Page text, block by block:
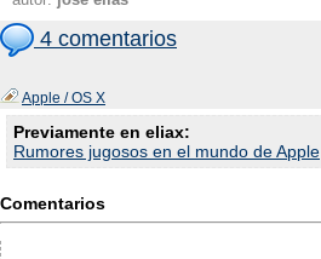
4 comentarios
Apple / OS X
Previamente en eliax:
Rumores jugosos en el mundo de Apple
Comentarios